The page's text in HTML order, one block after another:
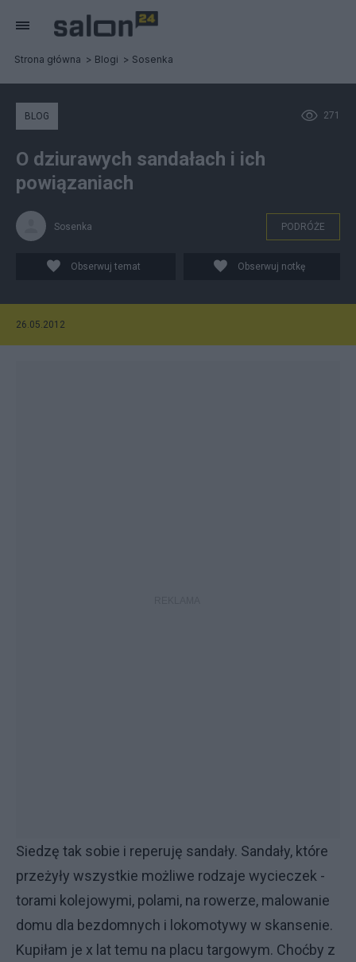
Strona główna Blogi Sosenka
271
BLOG
O dziurawych sandałach i ich
powiązaniach
Sosenka PODRÓŻE
Obserwuj temat Obserwuj notkę
26.05.2012
Siedzę tak sobie i reperuję sandały. Sandały, które
przeżyły wszystkie możliwe rodzaje wycieczek -
torami kolejowymi, polami, na rowerze, malowanie
domu dla bezdomnych i lokomotywy w skansenie.
Kupiłam je x lat temu na placu targowym. Choćby z